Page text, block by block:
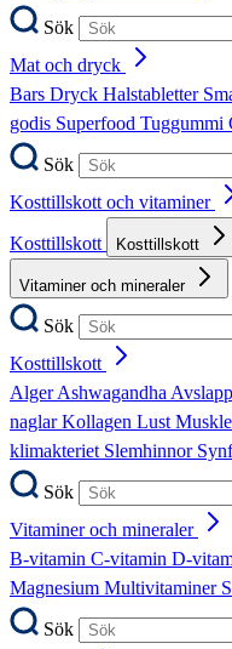
Sök
Mat och dryck
Bars Dryck Halstabletter
godis Superfood Tuggummi
Sök
Kosttillskott och vitaminer
Kosttillskott
Kosttillskott
Vitaminer och mineraler
Sök
Kosttillskott
AlgerAshwagandha
naglarKollagen Lust
klimakteriet Slemhinnor
Sök
Vitaminer och mineraler
B-vitamin C-vitamin D-
Magnesium Multivitaminer
Sök